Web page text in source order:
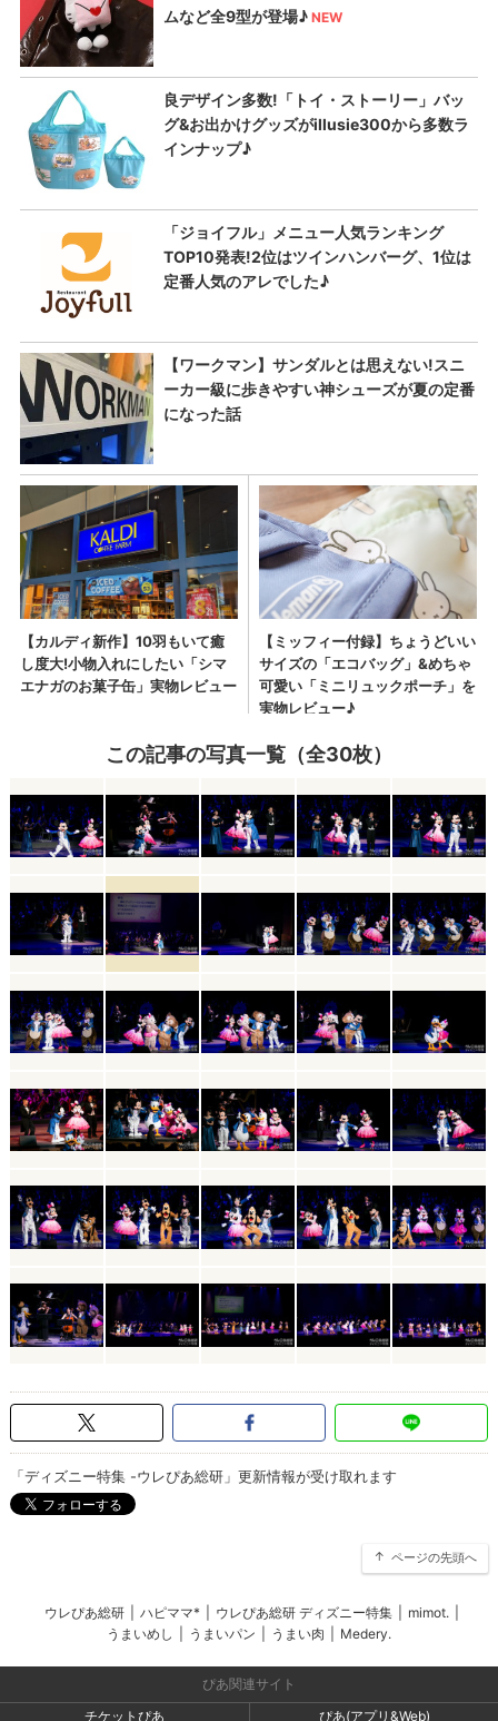
この記事の写真一覧（全30枚）
「ディズニー特集 -ウレぴあ総研」更新情報が受け取れます
ページの先頭へ
ウレぴあ総研 ハピママ* ウレぴあ総研 ディズニー特集 mimot.
うまいめし
うまいパン うまい肉 Medery.
ぴあ関連サイト
チケットぴあ
ぴあ(アプリ&Web)